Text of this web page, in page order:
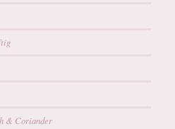
& Coriander